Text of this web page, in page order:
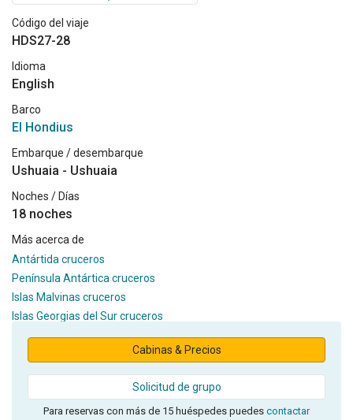
Código del viaje
HDS27-28
Idioma
English
Barco
El Hondius
Embarque / desembarque
Ushuaia - Ushuaia
Noches / Días
18 noches
Más acerca de
Antártida cruceros
Península Antártica cruceros
Islas Malvinas cruceros
Islas Georgias del Sur cruceros
Cabinas & Precios
Solicitud de grupo
Para reservas con más de 15 huéspedes puedes contactar